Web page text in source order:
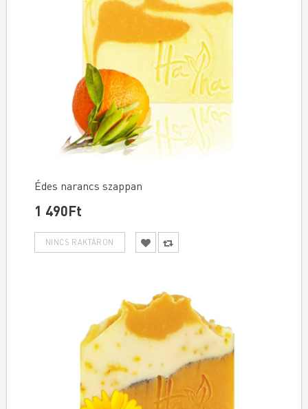
Édes narancs szappan
1 490Ft